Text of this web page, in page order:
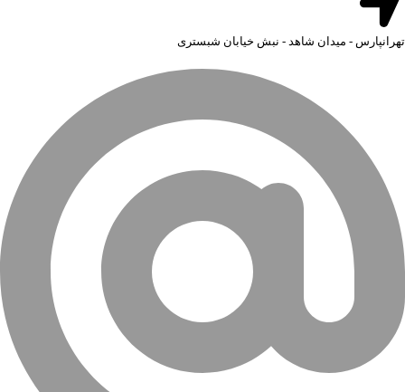
تهرانپارس - میدان شاهد - نبش خیابان شبستری